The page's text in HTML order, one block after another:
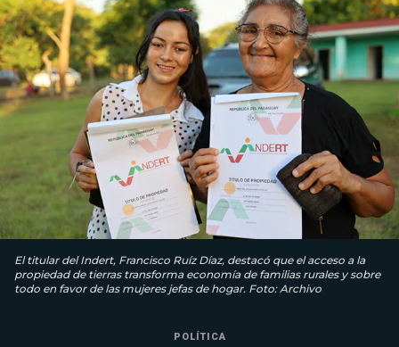
El titular del Indert, Francisco Ruíz Díaz, destacó que el acceso a la
propiedad de tierras transforma economía de familias rurales y sobre
todo en favor de las mujeres jefas de hogar. Foto: Archivo
POLÍTICA